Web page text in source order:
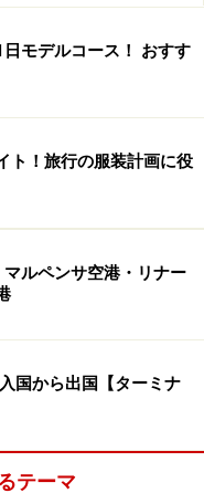
ト・リゾート・
リア」内
ア」。1887～1890
井、大理石の床があ
・アート・リゾー
このガッレリアの中
雅なヨーロピアン・
のもう一つの一面を
る体験も貴重。
モデルコース！ おすす
ト！旅行の服装計画に役
ルペンサ空港・リナー
国から出国【ターミナ
テーマ